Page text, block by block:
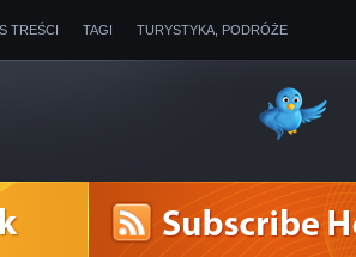
TREŚCI TAGI TURYSTYKA, PODRÓŻE